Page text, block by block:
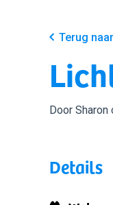
Terug
Door
Details